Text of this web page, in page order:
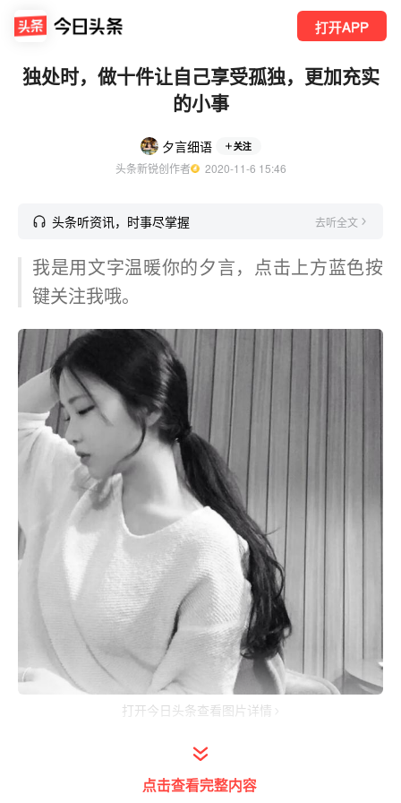
打开APP
独处时，做十件让自己享受孤独，更加充实
的小事
夕言细语 关注
头条新锐创作者
  2020-11-6 15:46
头条听资讯，时事尽掌握 去听全文
我是用文字温暖你的夕言，点击上方蓝色按
键关注我哦。
打开今日头条查看图片详情
记得从前看过一本书，叫做《一个人住的第5
年》，作者高木直子。100多页的绘本，很快
点击查看完整内容